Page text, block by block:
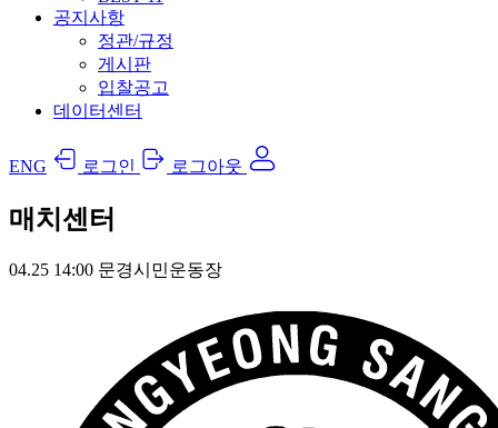
공지사항
정관/규정
게시판
입찰공고
데이터센터
ENG 로그인 로그아웃
매치센터
04.25 14:00 문경시민운동장